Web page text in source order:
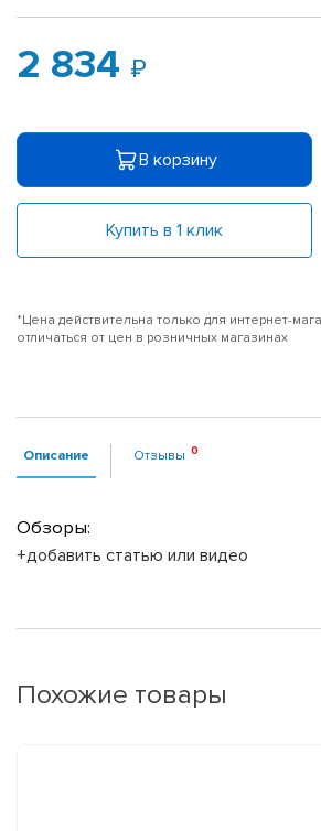
2 834
В корзину
Купить в 1 клик
*Цена действительна только для интернет-
отличаться от цен в розничных магазинах
Описание Отзывы
Обзоры:
+добавить статью или видео
Похожие товары